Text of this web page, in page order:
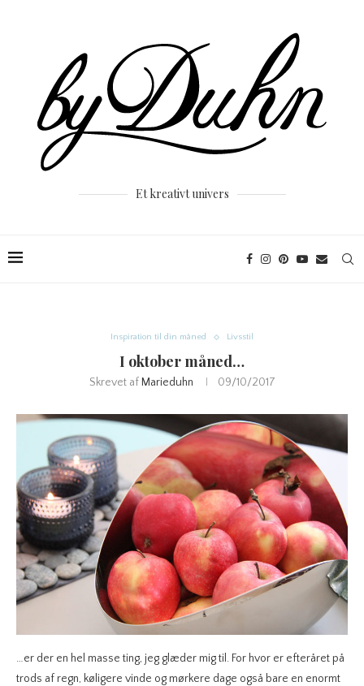
Et kreativt univers
Inspiration til din måned Livsstil
I oktober måned…
Skrevet af Marieduhn 09/10/2017
…er der en hel masse ting, jeg glæder mig til. For hvor er efteråret på
trods af regn, køligere vinde og mørkere dage også bare en enormt